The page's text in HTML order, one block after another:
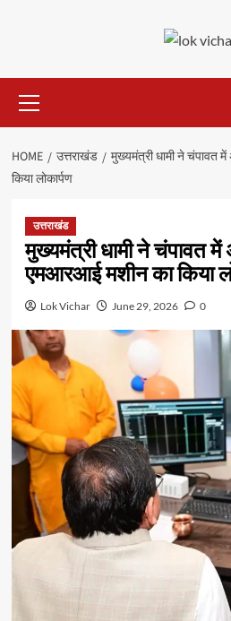
Menu
HOME उत्तराखंड
मुख्यमंत्री धामी ने चंपावत
किया लोकार्पण
उत्तराखंड
मुख्यमंत्री धामी ने चंपावत
एमआरआई मशीन का किया
Lok Vichar June 29, 2026 0